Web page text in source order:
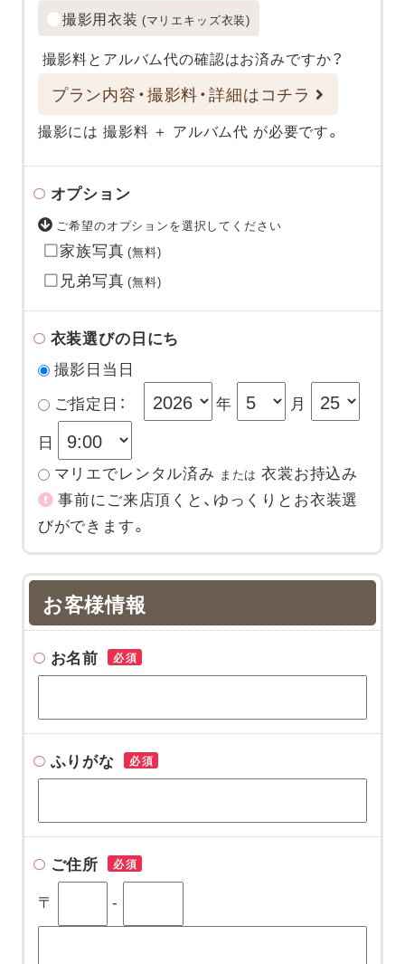
撮影用衣装 (マリエキッズ衣装)
撮影料とアルバム代の確認はお済みですか？
プラン内容・撮影料・詳細はコチラ
撮影には 撮影料 ＋ アルバム代 が必要です。
オプション
ご希望のオプションを選択してください
家族写真 (無料)
兄弟写真 (無料)
衣装選びの日にち
撮影日当日
ご指定日：
年
月
日
マリエでレンタル済み または 衣裳お持込み
事前にご来店頂くと、ゆっくりとお衣装選
びができます。
お客様情報
お名前 必須
ふりがな 必須
ご住所 必須
〒 -